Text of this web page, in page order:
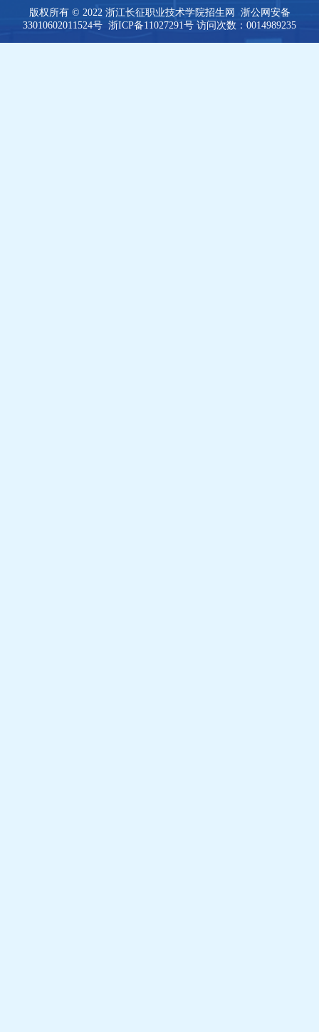
版权所有 © 2022 浙江长征职业技术学院招生网 浙公网安备
33010602011524号 浙ICP备11027291号 访问次数： 0014989235